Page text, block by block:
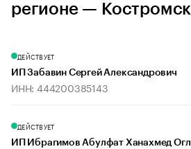
регионе —
ДЕЙСТВУЕТ
ИП Забавин Сергей Александрович
ИНН: 444200385143
ДЕЙСТВУЕТ
ИП Ибрагимов Абулфат Ханахмед